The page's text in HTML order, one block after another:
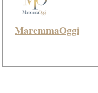
MaremmaOggi